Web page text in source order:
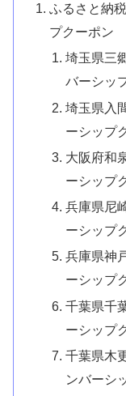
ふるさと納
プクーポン
埼玉県三
バーシッ
埼玉県入
ーシップ
大阪府和
ーシップ
兵庫県尼
ーシップ
兵庫県神
ーシップ
千葉県千
ーシップ
千葉県木
ンバーシ